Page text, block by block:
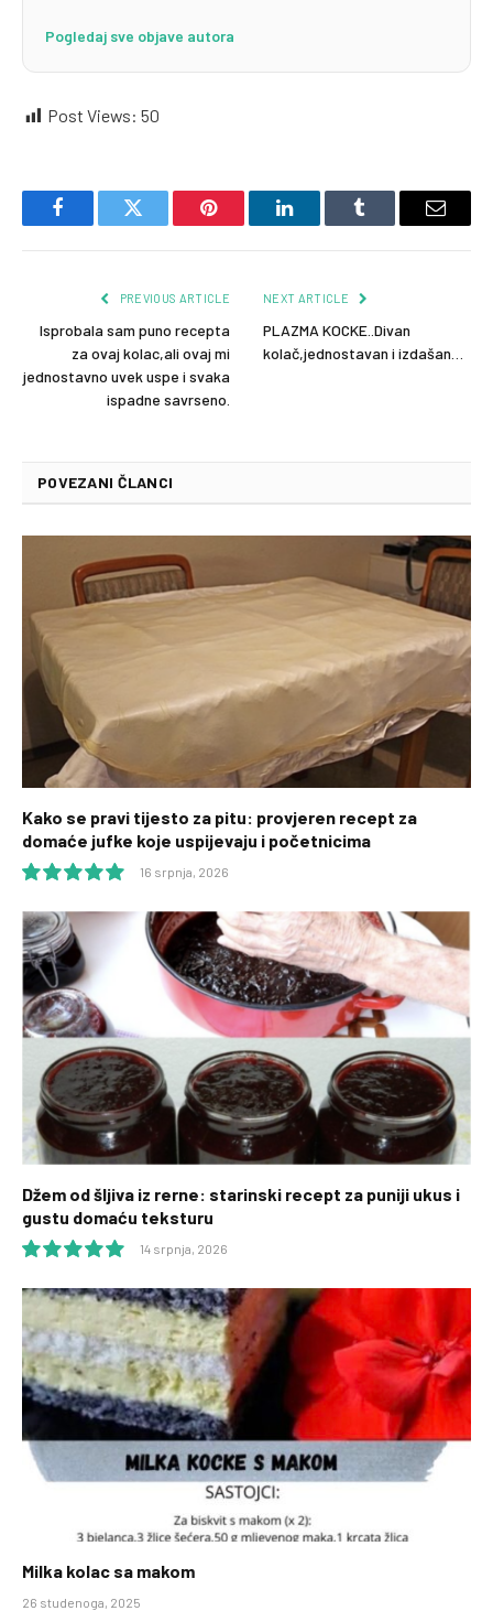
Pogledaj sve objave autora
Post Views: 50
FacebookTwitter Pinterest LinkedInTumblr Email
PREVIOUS ARTICLE
Isprobala sam puno recepta
za ovaj kolac,ali ovaj mi
jednostavno uvek uspe i svaka
ispadne savrseno.
NEXT ARTICLE
PLAZMA KOCKE..Divan
kolač,jednostavan i izdašan…
POVEZANI ČLANCI
Kako se pravi tijesto za pitu: provjeren recept za
domaće jufke koje uspijevaju i početnicima
10.0
16 srpnja, 2026
Džem od šljiva iz rerne: starinski recept za puniji ukus i
gustu domaću teksturu
10.0
14 srpnja, 2026
Milka kolac sa makom
26 studenoga, 2025